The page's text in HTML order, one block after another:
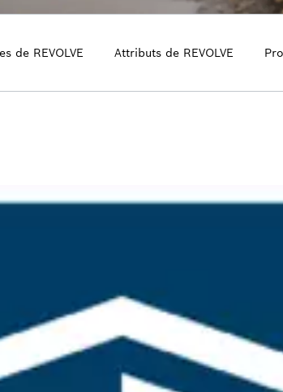
de REVOLVE Attributs de REVOLVE